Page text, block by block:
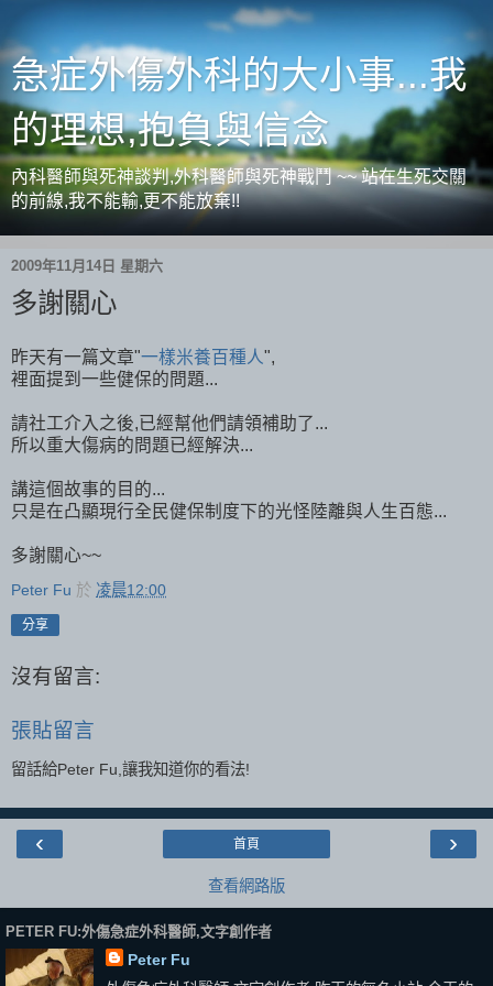
急症外傷外科的大小事...我
的理想,抱負與信念
內科醫師與死神談判,外科醫師與死神戰鬥 ~~ 站在生死交關
的前線,我不能輸,更不能放棄!!
2009年11月14日 星期六
多謝關心
昨天有一篇文章"一樣米養百種人",
裡面提到一些健保的問題...
請社工介入之後,已經幫他們請領補助了...
所以重大傷病的問題已經解決...
講這個故事的目的...
只是在凸顯現行全民健保制度下的光怪陸離與人生百態...
多謝關心~~
Peter Fu 於 凌晨12:00
分享
沒有留言:
張貼留言
留話給Peter Fu,讓我知道你的看法!
‹ ›
首頁
查看網路版
PETER FU:外傷急症外科醫師,文字創作者
Peter Fu